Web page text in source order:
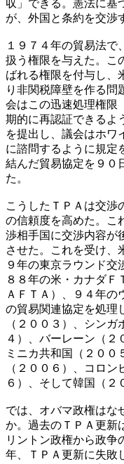
収」できる。憲法に基
が、外国と条約を交渉
１９７４年の貿易法で
扱う権限を与えた。こ
ばれる権限を付与し、
り非関税障壁を作る問
会はこの迅速処理権限
期的に再認証できるよ
を提出し、議会はホワ
に諮問するように規定
結んだ貿易協定を９０
た。
こうしたＴＰＡは交渉
の信頼度を高めた。こ
渉相手国に交渉内容が
させた。これを受け、
９年の東京ラウンド交
８８年の米・カナダＦ
ＡＦＴＡ）、９４年の
の貿易関連協定を処理
（２００３）、シン
４）、バーレーン（２
ミニカ共和国（２００
（２００６）、コロ
６）、そして韓国（２
では、オバマ政権はな
か。過去のＴＰＡ更新
リントン政権から政争
年、ＴＰＡ更新に失敗